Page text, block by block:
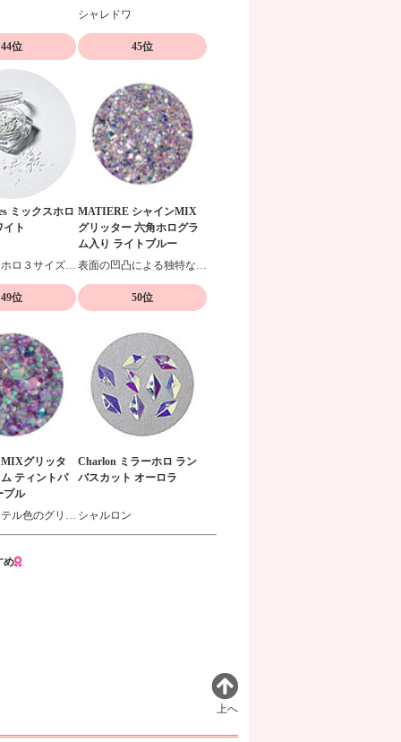
シャレドワ
44位
ミックスホロ
イト
極小ハートホロ３サイズMIX
45位
MATIERE シャインMIX
グリッター 六角ホログラ
ム入り ライトブルー
49位
グリッタ
ティントパ
プル
濃いめパステル色のグリッター
50位
Charlon ミラーホロ ラン
バスカット オーロラ
シャルロン
め
上へ